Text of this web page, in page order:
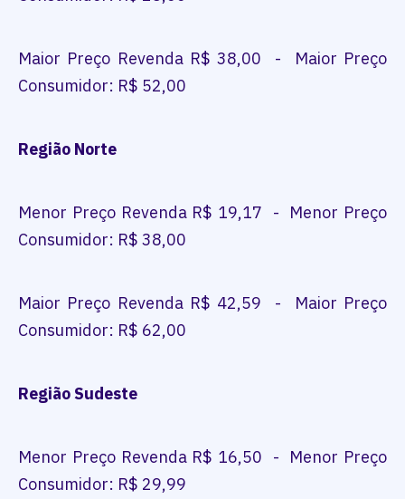
Maior Preço Revenda R$ 38,00 - Maior Preço
Consumidor: R$ 52,00
Região Norte
Menor Preço Revenda R$ 19,17 - Menor Preço
Consumidor: R$ 38,00
Maior Preço Revenda R$ 42,59 - Maior Preço
Consumidor: R$ 62,00
Região Sudeste
Menor Preço Revenda R$ 16,50 - Menor Preço
Consumidor: R$ 29,99